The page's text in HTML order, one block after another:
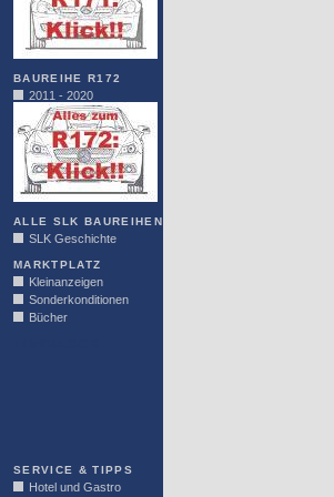
BAUREIHE R172
2011 - 2020
ALLE SLK BAUREIHEN
SLK Geschichte
MARKTPLATZ
Kleinanzeigen
Sonderkonditionen
Bücher
SERVICE & TIPPS
Hotel und Gastro